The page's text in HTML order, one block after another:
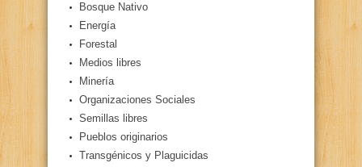
Bosque Nativo
Energía
Forestal
Medios libres
Minería
Organizaciones Sociales
Semillas libres
Pueblos originarios
Transgénicos y Plaguicidas